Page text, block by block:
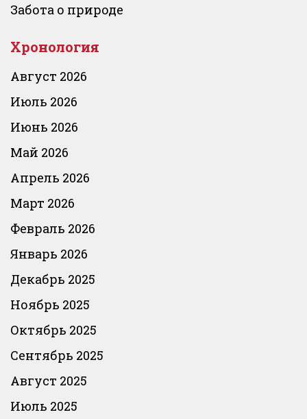
Забота о природе
Хронология
Август 2026
Июль 2026
Июнь 2026
Май 2026
Апрель 2026
Март 2026
Февраль 2026
Январь 2026
Декабрь 2025
Ноябрь 2025
Октябрь 2025
Сентябрь 2025
Август 2025
Июль 2025